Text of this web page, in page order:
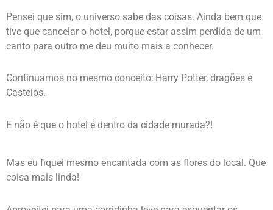
Pensei que sim, o universo sabe das coisas. Ainda bem que
tive que cancelar o hotel, porque estar assim perdida de um
canto para outro me deu muito mais a conhecer.
Continuamos no mesmo conceito; Harry Potter, dragões e
Castelos.
E não é que o hotel é dentro da cidade murada?!
Mas eu fiquei mesmo encantada com as flores do local. Que
coisa mais linda!